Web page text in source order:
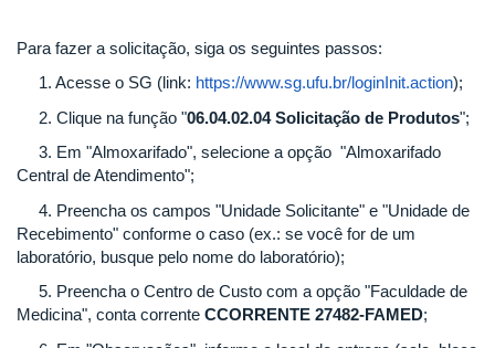
Para fazer a solicitação, siga os seguintes passos:
1. Acesse o SG (link: https://www.sg.ufu.br/loginInit.action);
2. Clique na função "06.04.02.04 Solicitação de Produtos";
3. Em "Almoxarifado", selecione a opção "Almoxarifado
Central de Atendimento";
4. Preencha os campos "Unidade Solicitante" e "Unidade de
Recebimento" conforme o caso (ex.: se você for de um
laboratório, busque pelo nome do laboratório);
5. Preencha o Centro de Custo com a opção "Faculdade de
Medicina", conta corrente CCORRENTE 27482-FAMED;